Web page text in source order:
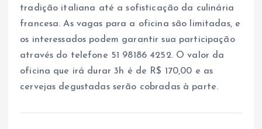
tradição italiana até a sofisticação da culinária
francesa. As vagas para a oficina são limitadas, e
os interessados podem garantir sua participação
através do telefone 51 98186 4252. O valor da
oficina que irá durar 3h é de R$ 170,00 e as
cervejas degustadas serão cobradas à parte.